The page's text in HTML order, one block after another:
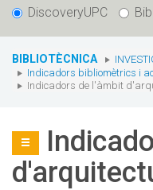
DiscoveryUPC
You
are
here:
BIBLIOTÈCNICA
Indicadors bibliomètrics i
Indicadors de l'àmbit